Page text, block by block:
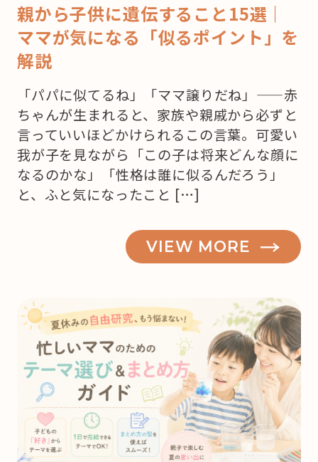
親から子供に遺伝すること15選｜
ママが気になる「似るポイント」を
解説
「パパに似てるね」「ママ譲りだね」——赤
ちゃんが生まれると、家族や親戚から必ずと
言っていいほどかけられるこの言葉。可愛い
我が子を見ながら「この子は将来どんな顔に
なるのかな」「性格は誰に似るんだろう」
と、ふと気になったこと […]
VIEW MORE